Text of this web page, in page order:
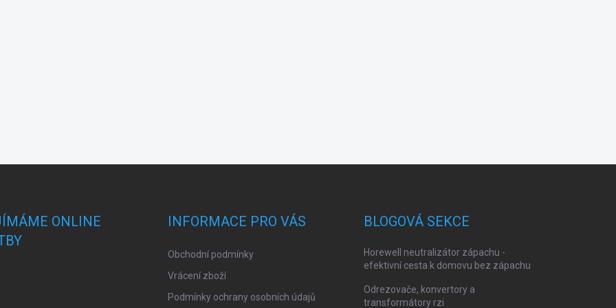
ONLINE
INFORMACE PRO VÁS
Obchodní podmínky
Vrácení zboží
Podmínky ochrany osobních údajů
BLOGOVÁ SEKCE
Horewell neutralizátor zápachu -
efektivní cesta k domovu bez zápachu
Odrezovače, konvertory a
transformátory rzi